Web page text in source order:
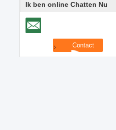
Ik ben online Chatten Nu